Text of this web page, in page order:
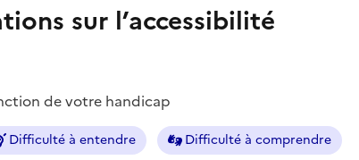
sur l’accessibilité
de votre handicap
Difficulté à entendre Difficulté à comprendre